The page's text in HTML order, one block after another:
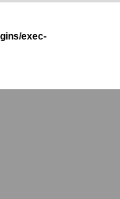
exec-